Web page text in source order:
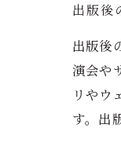
出版後
出版後
演会や
リやウ
す。出